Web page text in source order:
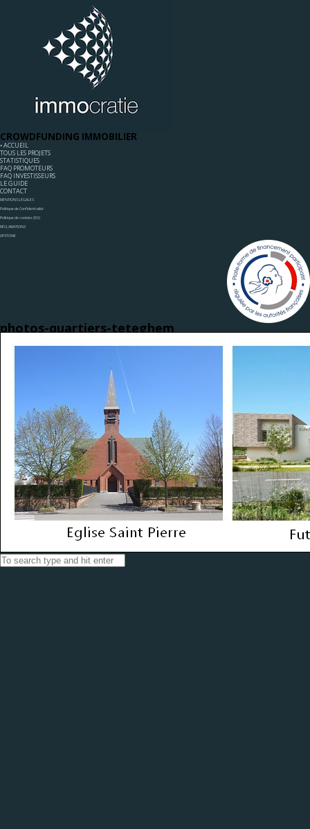
CROWDFUNDING IMMOBILIER
◦ ACCUEIL
TOUS LES PROJETS
STATISTIQUES
FAQ PROMOTEURS
FAQ INVESTISSEURS
LE GUIDE
CONTACT
MENTIONS LÉGALES
Politique de Confidentialité
Politique de cookies (EU)
RÉCLAMATIONS
UPSTONE
photos-quartiers-teteghem